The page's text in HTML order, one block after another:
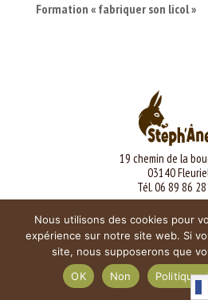
Formation « fabriquer son licol »
19 chemin de la
03140
Tél. 06 89 86
Nous utilisons des cookies pour
expérience sur notre site web. Si
site, nous supposerons que
OK
Non Politique